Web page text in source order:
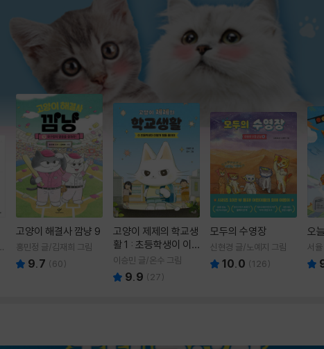
고양이 해결사 깜냥 9
홍민정 글/김재희 그림
9.7 (60)
고양이 제제의 학교생
활 1 : 초등학생이 이
렇게 힘들 줄이야
이승민 글/온수 그림
9.9 ( 27)
모두의 수영장
신현경 글/노예지 그림
10.0 (126)
오
서